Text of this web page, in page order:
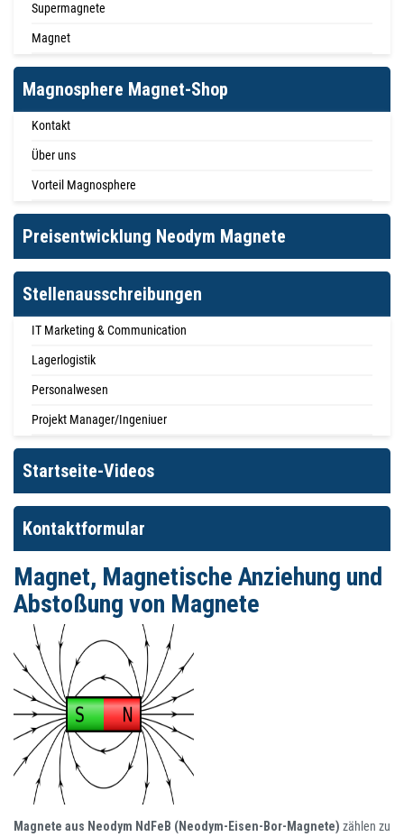
Supermagnete
Magnet
Magnosphere Magnet-Shop
Kontakt
Über uns
Vorteil Magnosphere
Preisentwicklung Neodym Magnete
Stellenausschreibungen
IT Marketing & Communication
Lagerlogistik
Personalwesen
Projekt Manager/Ingeniuer
Startseite-Videos
Kontaktformular
Magnet, Magnetische Anziehung und
Abstoßung von Magnete
Magnete aus Neodym NdFeB (Neodym-Eisen-Bor-Magnete) zählen zu